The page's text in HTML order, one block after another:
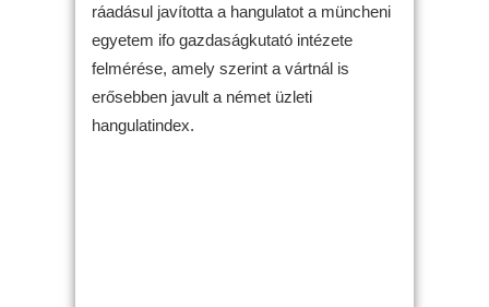
ráadásul javította a hangulatot a müncheni
egyetem ifo gazdaságkutató intézete
felmérése, amely szerint a vártnál is
erősebben javult a német üzleti
hangulatindex.